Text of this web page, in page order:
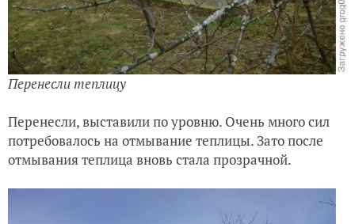
Перенесли теплицу
Перенесли, выставили по уровню. Очень много сил
потребовалось на отмывание теплицы. Зато после
отмывания теплица вновь стала прозрачной.